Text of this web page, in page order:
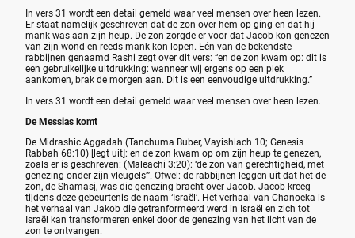
In vers 31 wordt een detail gemeld waar veel mensen over heen lezen.
Er staat namelijk geschreven dat de zon over hem op ging en dat hij
mank was aan zijn heup. De zon zorgde er voor dat Jacob kon genezen
van zijn wond en reeds mank kon lopen. Eén van de bekendste
rabbijnen genaamd Rashi zegt over dit vers: “en de zon kwam op: dit is
een gebruikelijke uitdrukking: wanneer wij ergens op een plek
aankomen, brak de morgen aan. Dit is een eenvoudige uitdrukking.”
In vers 31 wordt een detail gemeld waar veel mensen over heen lezen.
De Messias komt
De Midrashic Aggadah (Tanchuma Buber, Vayishlach 10; Genesis
Rabbah 68:10) [legt uit]: en de zon kwam op om zijn heup te genezen,
zoals er is geschreven: (Maleachi 3:20): ‘de zon van gerechtigheid, met
genezing onder zijn vleugels’”. Ofwel: de rabbijnen leggen uit dat het de
zon, de Shamasj, was die genezing bracht over Jacob. Jacob kreeg
tijdens deze gebeurtenis de naam ‘Israël’. Het verhaal van Chanoeka is
het verhaal van Jakob die getranformeerd werd in Israël en zich tot
Israël kan transformeren enkel door de genezing van het licht van de
zon te ontvangen.